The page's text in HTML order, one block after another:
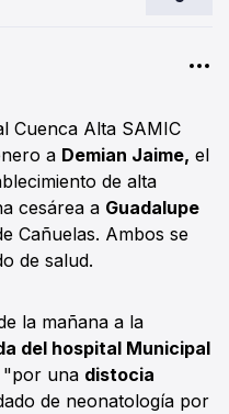
Cuenca Alta SAMIC
a Demian Jaime, el
de alta
cesárea a Guadalupe
Cañuelas. Ambos se
de salud.
la mañana a la
del hospital Municipal
"por una distocia
de neonatología por